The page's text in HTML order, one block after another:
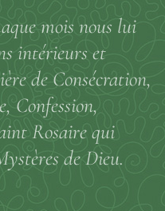
mois nous lui
intérieurs et
de Consécration,
Confession,
Rosaire qui
de Dieu.